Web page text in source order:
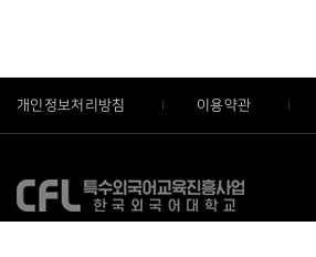
개인정보처리방침 이용약관